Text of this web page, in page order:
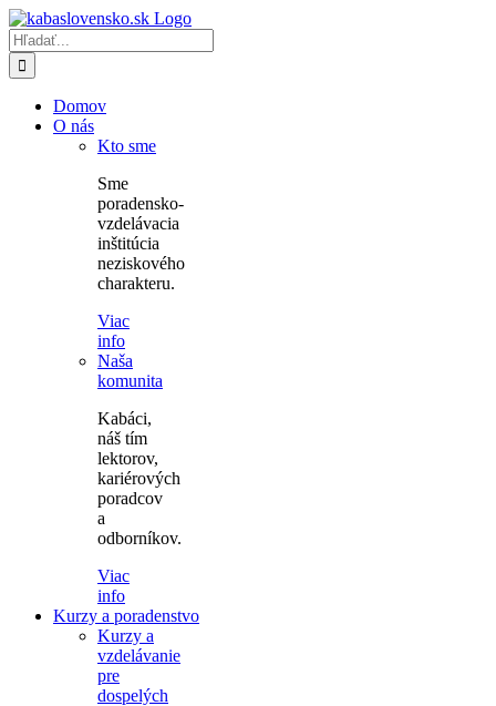
Skip
to
content
Hľadať:
Domov
O nás
Kto sme
Sme
poradensko-
vzdelávacia
inštitúcia
neziskového
charakteru.
Viac
info
Naša
komunita
Kabáci,
náš tím
lektorov,
kariérových
poradcov
a
odborníkov.
Viac
info
Kurzy a poradenstvo
Kurzy a
vzdelávanie
pre
dospelých